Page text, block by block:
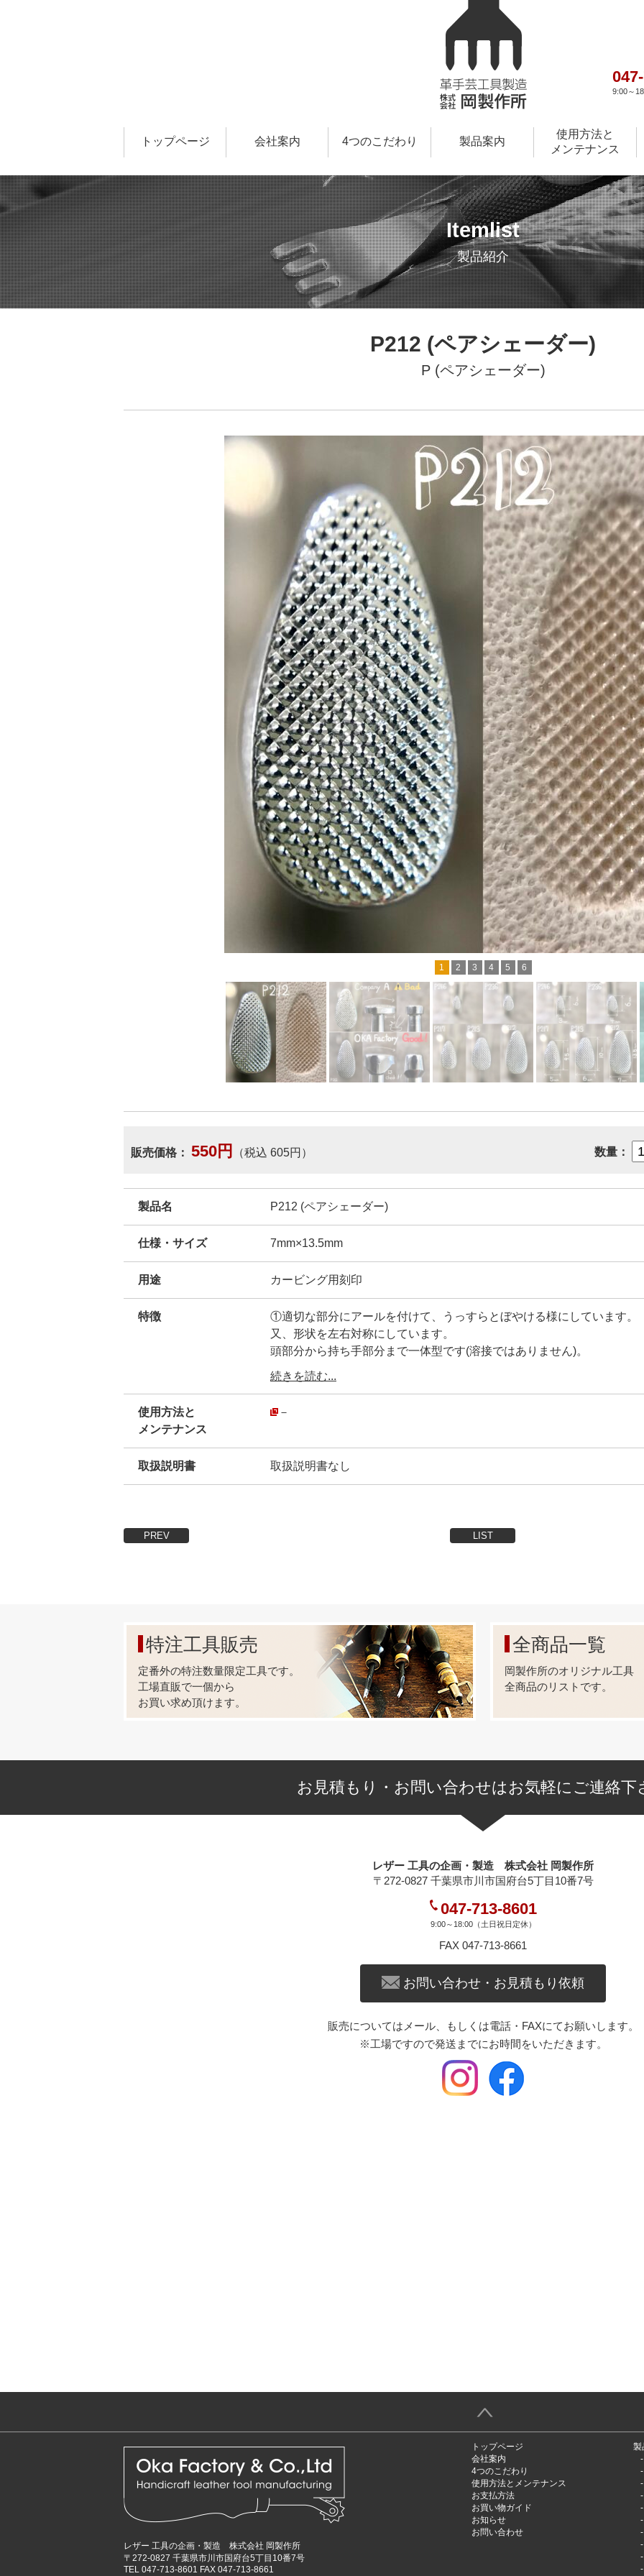
9:00～
トップページ 会社案内 4つのこだわり 製品案内
使用方法と
メンテナンス
Itemlist
製品紹介
P212 (ペアシェーダー)
P (ペアシェーダー)
1 2 3 4 5 6
販売価格： 550円 （税込 605円） 数量：
製品名 P212 (ペアシェーダー)
仕様・サイズ 7mm×13.5mm
用途 カービング用刻印
特徴
①適切な部分にアールを付けて、うっすらとぼやける様にしています。
又、形状を左右対称にしています。
頭部分から持ち手部分まで一体型です(溶接ではありません)。
その為、曲がりや変形がありません。
・
・
④持ち手部分にアヤメ加工を施して滑り止めにしています。
続きを読む...
使用方法と
メンテナンス
－
取扱説明書 取扱説明書なし
PREV LIST
特注工具販売
定番外の特注数量限定工具です。
工場直販で一個から
お買い求め頂けます。
全商品一覧
岡製作所のオリジナル工具
全商品のリストです。
お見積もり・お問い合わせはお気軽にご連絡下
レザー 工具の企画・製造 株式会社 岡製作所
〒272-0827 千葉県市川市国府台5丁目10番7号
047-713-8601
9:00～18:00（土日祝日定休）
FAX 047-713-8661
お問い合わせ・お見積もり依頼
販売についてはメール、もしくは電話・FAXにてお願いします。
※工場ですので発送までにお時間をいただきます。
＞
レザー 工具の企画・製造 株式会社 岡製作所
〒272-0827 千葉県市川市国府台5丁目10番7号
TEL 047-713-8601 FAX 047-713-8661
トップページ
会社案内
4つのこだわり
使用方法とメンテナンス
お支払方法
お買い物ガイド
お知らせ
お問い合わせ
製